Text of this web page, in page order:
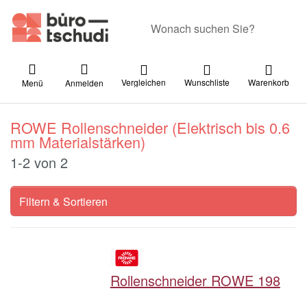
Menü Anmelden Vergleichen Wunschliste Warenkorb
ROWE Rollenschneider (Elektrisch bis 0.6
mm Materialstärken)
Suchergebnisse:
1-2 von 2
Filtern & Sortieren
Rollenschneider ROWE 198